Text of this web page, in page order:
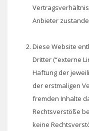
Anbieter
Diese Website
Dritter (“externe
Haftung der
der erstmaligen
fremden Inhalte
Rechtsverstöße
keine